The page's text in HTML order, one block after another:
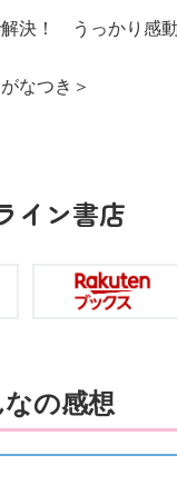
解決！ うっかり感
なつき＞
イン書店
の感想